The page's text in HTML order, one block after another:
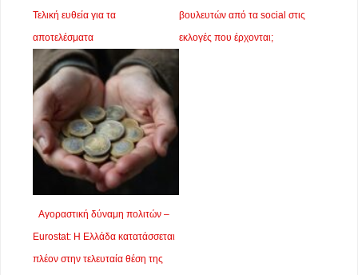
Τελική ευθεία για τα
αποτελέσματα
βουλευτών από τα social στις
εκλογές που έρχονται;
Αγοραστική δύναμη πολιτών –
Eurostat: Η Ελλάδα κατατάσσεται
πλέον στην τελευταία θέση της